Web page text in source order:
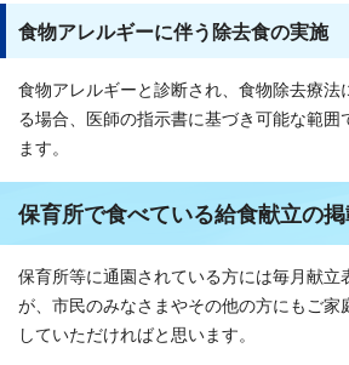
食物アレルギーに伴う除去食の実施
食物アレルギーと診断され、食物除去療法
る場合、医師の指示書に基づき可能な範囲
ます。
保育所で食べている給食献立の
保育所等に通園されている方には毎月献立
が、市民のみなさまやその他の方にもご家
していただければと思います。